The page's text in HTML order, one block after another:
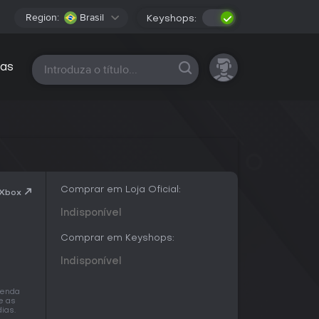
Region: Brasil Keyshops:
Todas as plataformas
as
Comprar em Loja Oficial:
Indisponível
Comprar em Keyshops:
Indisponível